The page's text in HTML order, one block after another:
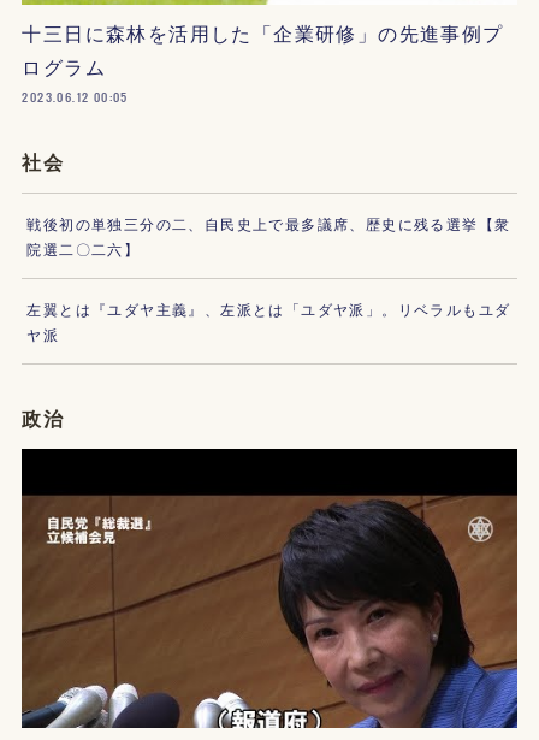
十三日に森林を活用した「企業研修」の先進事例プ
ログラム
2023.06.12 00:05
社会
戦後初の単独三分の二、自民史上で最多議席、歴史に残る選挙【衆
院選二〇二六】
左翼とは『ユダヤ主義』、左派とは「ユダヤ派」。リベラルもユダ
ヤ派
政治